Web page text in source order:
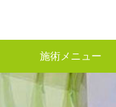
施術メニュー